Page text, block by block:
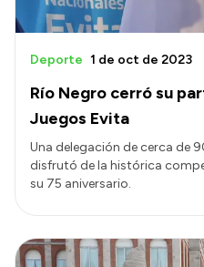
Inversión en Salud
Licitaciones
Río Negro cerró su
Juegos Evita
Deporte 1 de oct de 2023
Una delegación de cerca de
disfrutó de la histórica
su 75 aniversario.